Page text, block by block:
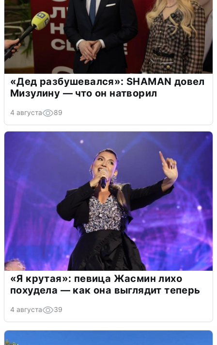
«Дед разбушевался»: SHAMAN довел
Мизулину — что он натворил
4 августа 89
«Я крутая»: певица Жасмин лихо
похудела — как она выглядит теперь
4 августа 39